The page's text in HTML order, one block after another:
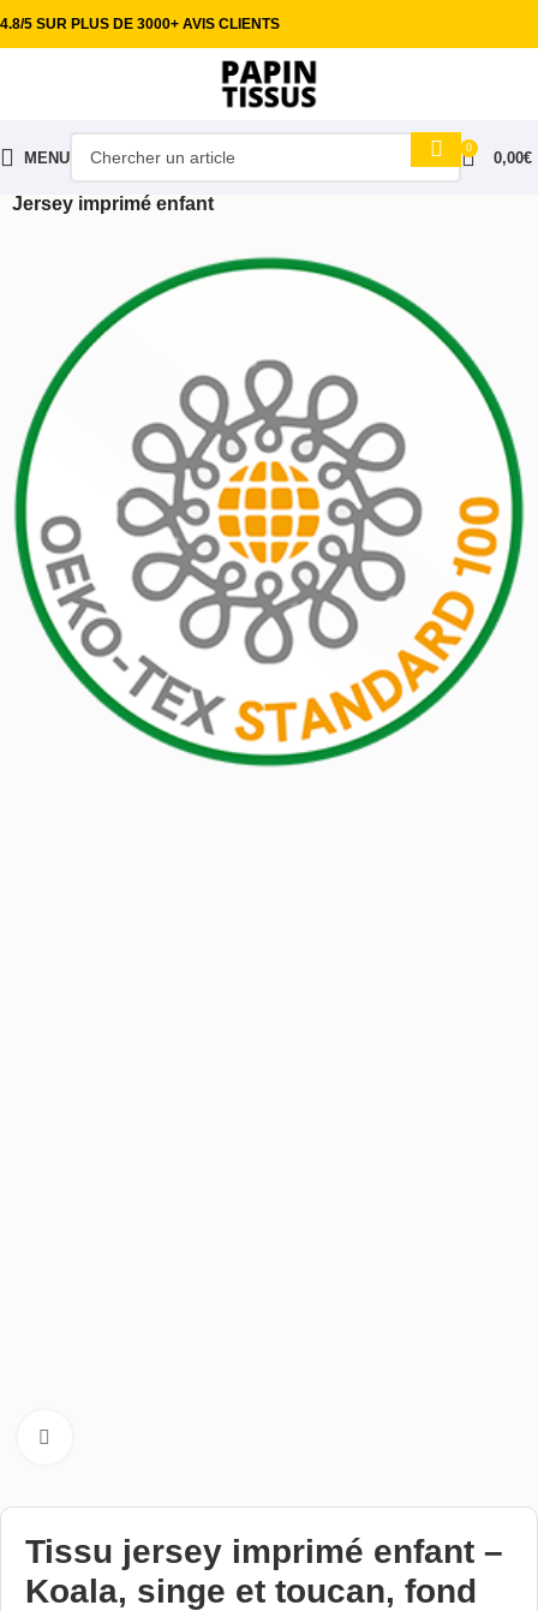
4.8/5 SUR PLUS DE 3000+ AVIS CLIENTS
MENU
0
0,00€
Maille Jersey & viscose
Jersey imprimé enfant
Tissu jersey imprimé enfant –
Koala, singe et toucan, fond